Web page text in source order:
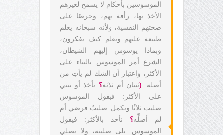
الموسوسين بأحكام لا يسمح لغيرهم
الأخذ بها، رأفة بهم، وحرصًا على
صحتهم النفسية، ولأنه سبحانه يعلم
طبيعة علتهم ويعلم كيف يفكرون،
وبماذا يوسوس إليهم الشيطان،
الشرع أمر الموسوس بالبناء على
الأكثر، واعتبار أن الشك لم يأتِ من
أصله. (ثنتان أم ثلاثة؟ نأخذ أو نبني
على الأكثر: فيقول الموسوس
صليت ثلاثًا ويكمل. صليتُ فرضي أم
لم أصلِّه؟ نأخذ بالأكثر: فيقول
الموسوس: بلى صليته، ولا يصلي